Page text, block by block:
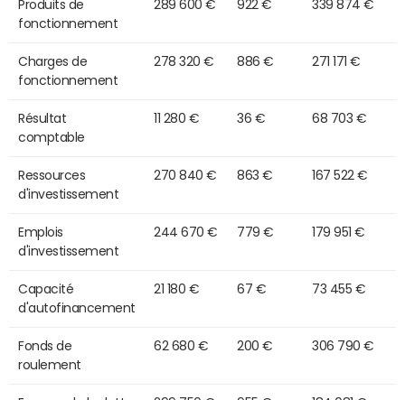
Produits de
fonctionnement
289 600 € 922 € 339 874 €
Charges de
fonctionnement
278 320 € 886 € 271 171 €
Résultat
comptable
11 280 € 36 € 68 703 €
Ressources
d'investissement
270 840 € 863 € 167 522 €
Emplois
d'investissement
244 670 € 779 € 179 951 €
Capacité
d'autofinancement
21 180 € 67 € 73 455 €
Fonds de
roulement
62 680 € 200 € 306 790 €